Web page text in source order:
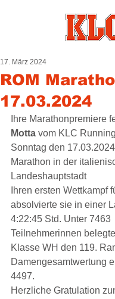
ROM
17.03.2024
17. März 2024
Ihre Marathonpremiere
Motta vom KLC
Sonntag den
Marathon in der
Landeshauptstadt
Ihren ersten Wettkampf
absolvierte sie in einer
4:22:45 Std. Unter 7463
Teilnehmerinnen
Klasse WH den 119.
Damengesamtwertung
4497.
Herzliche Gratulation